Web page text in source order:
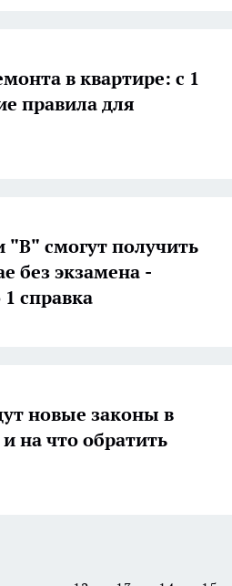
в квартире: с 1
правила для
"В" смогут получить
без экзамена -
справка
новые законы в
на что обратить